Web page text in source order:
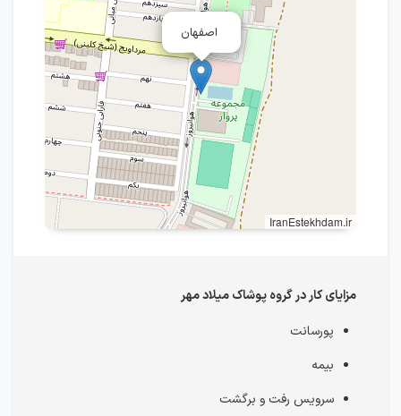
اصفهان
IranEstekhdam.ir
مزایای کار در گروه پوشاک میلاد مهر
پورسانت
بیمه
سرویس رفت و برگشت